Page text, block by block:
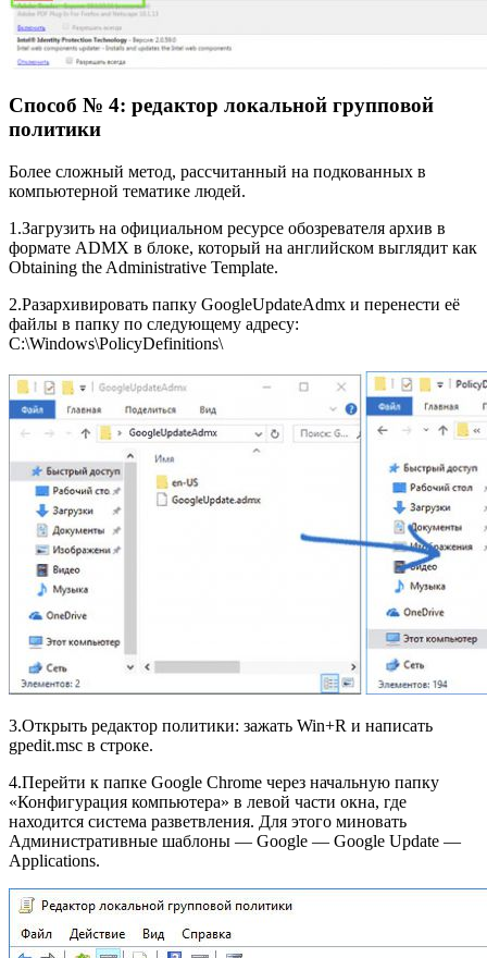
Способ № 4: редактор локальной групповой
политики
Более сложный метод, рассчитанный на подкованных в
компьютерной тематике людей.
1.Загрузить на официальном ресурсе обозревателя архив в
формате ADMX в блоке, который на английском выглядит как
Obtaining the Administrative Template.
2.Разархивировать папку GoogleUpdateAdmx и перенести её
файлы в папку по следующему адресу:
C:\Windows\PolicyDefinitions\
3.Открыть редактор политики: зажать Win+R и написать
gpedit.msc в строке.
4.Перейти к папке Google Chrome через начальную папку
«Конфигурация компьютера» в левой части окна, где
находится система разветвления. Для этого миновать
Административные шаблоны — Google — Google Update —
Applications.